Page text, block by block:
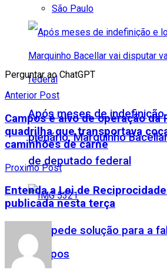
São Paulo
Após meses de
plenário, Marquinho
de deputado federal
CDL pede solução para a
Campos
Perguntar ao ChatGPT
Anterior Post
Campos é alvo de operação da
quadrilha que transportava
caminhões de carne
Proximo Post
Entenda a Lei de
publicada nesta terça